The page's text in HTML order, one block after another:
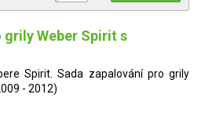
grily Weber Spirit s
Spirit. Sada zapalování pro grily
- 2012)